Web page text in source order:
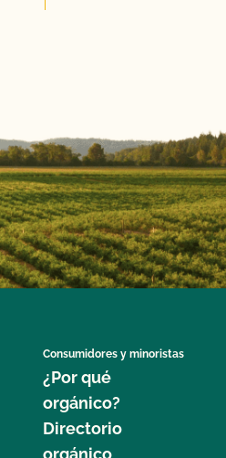
Consumidores y minoristas
¿Por qué
orgánico?
Directorio
orgánico